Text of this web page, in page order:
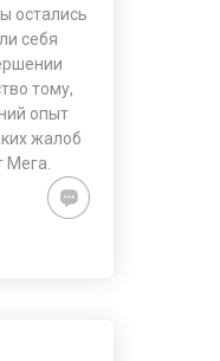
остались
себя
тому,
опыт
жалоб
Мега